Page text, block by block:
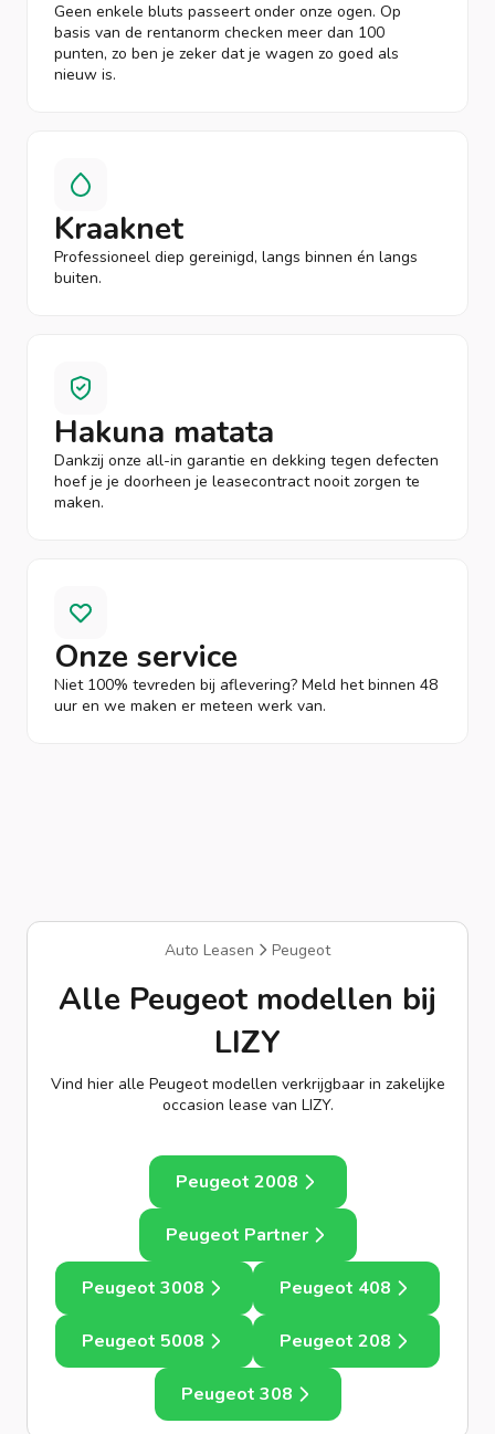
Geen enkele bluts passeert onder onze ogen. Op
basis van de rentanorm checken meer dan 100
punten, zo ben je zeker dat je wagen zo goed als
nieuw is.
Kraaknet
Professioneel diep gereinigd, langs binnen én langs
buiten.
Hakuna matata
Dankzij onze all-in garantie en dekking tegen defecten
hoef je je doorheen je leasecontract nooit zorgen te
maken.
Onze service
Niet 100% tevreden bij aflevering? Meld het binnen 48
uur en we maken er meteen werk van.
Auto Leasen Peugeot
Alle Peugeot modellen bij
LIZY
Vind hier alle Peugeot modellen verkrijgbaar in zakelijke
occasion lease van LIZY.
Peugeot 2008
Peugeot Partner
Peugeot 3008 Peugeot 408
Peugeot 5008 Peugeot 208
Peugeot 308